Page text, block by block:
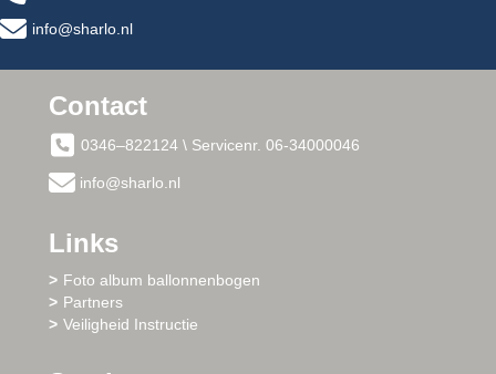
info@sharlo.nl
Contact
0346–822124 \ Servicenr. 06-34000046
info@sharlo.nl
Links
Foto album ballonnenbogen
Partners
Veiligheid Instructie